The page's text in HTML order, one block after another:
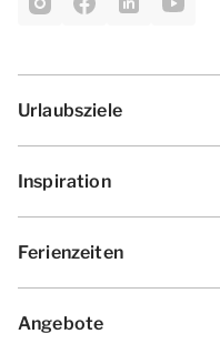
Urlaubsziele
Inspiration
Ferienzeiten
Angebote